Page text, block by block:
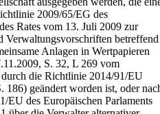
2009/65/EG des
Rates vom 13. Juli 2009 zur
Verwaltungsvorschriften betreffend
Anlagen in Wertpapieren
S. 32, L 269 vom
die Richtlinie 2014/91/EU
geändert worden ist, oder
des Europäischen Parlaments